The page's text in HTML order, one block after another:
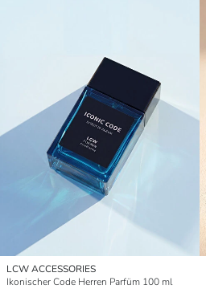
LCW ACCESSORIES
Ikonischer Code Herren Parfüm 100 ml